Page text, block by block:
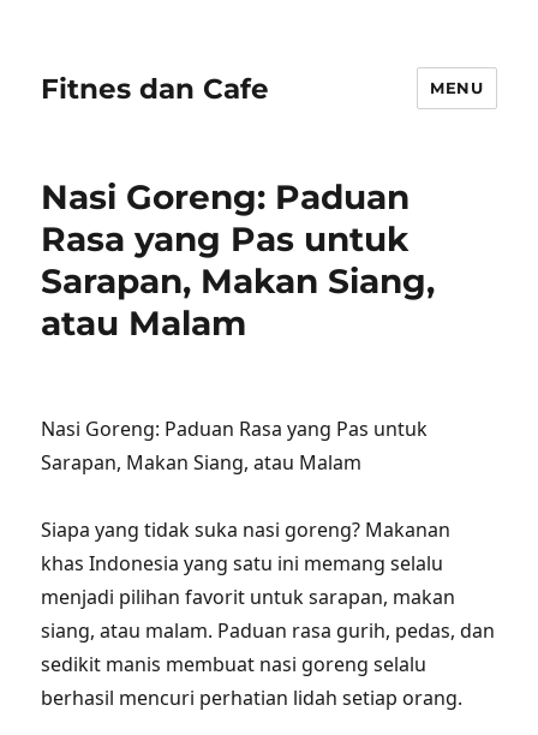
Fitnes dan Cafe MENU
Nasi Goreng: Paduan
Rasa yang Pas untuk
Sarapan, Makan Siang,
atau Malam
Nasi Goreng: Paduan Rasa yang Pas untuk
Sarapan, Makan Siang, atau Malam
Siapa yang tidak suka nasi goreng? Makanan
khas Indonesia yang satu ini memang selalu
menjadi pilihan favorit untuk sarapan, makan
siang, atau malam. Paduan rasa gurih, pedas, dan
sedikit manis membuat nasi goreng selalu
berhasil mencuri perhatian lidah setiap orang.